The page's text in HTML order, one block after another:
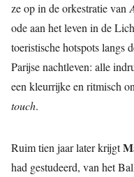
ze op in de orkestratie van
ode aan het leven in de
toeristische hotspots langs
Parijse nachtleven: alle
een kleurrijke en ritmisch
touch.
Ruim tien jaar later krijgt
had gestudeerd, van het